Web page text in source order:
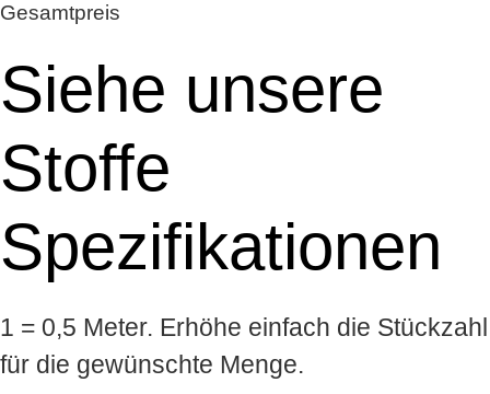
Gesamtpreis
Siehe unsere
Stoffe
Spezifikationen
1 = 0,5 Meter. Erhöhe einfach die Stückzahl
für die gewünschte Menge.